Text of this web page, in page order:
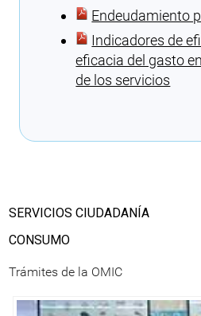
Endeudamiento
Indicadores de
eficacia del gasto
de los servicios
SERVICIOS CIUDADANÍA
CONSUMO
Trámites de la OMIC